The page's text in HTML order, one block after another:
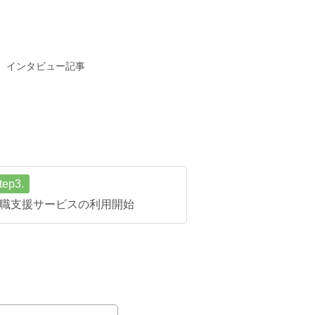
インタビュー記事
支援サービスの利用開始